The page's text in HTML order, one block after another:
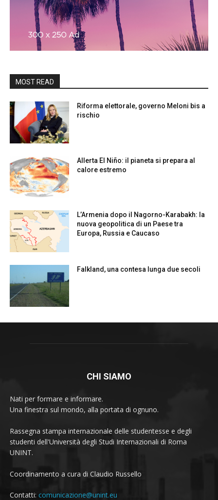
MOST READ
Riforma elettorale, governo Meloni bis a
rischio
Allerta El Niño: il pianeta si prepara al
calore estremo
L’Armenia dopo il Nagorno-Karabakh: la
nuova geopolitica di un Paese tra
Europa, Russia e Caucaso
Falkland, una contesa lunga due secoli
CHI SIAMO
Nati per formare e informare.
Una finestra sul mondo, alla portata di ognuno.
Rassegna stampa internazionale delle studentesse e degli
studenti dell'Università degli Studi Internazionali di Roma
UNINT.
Coordinamento a cura di Claudio Russello
Contatti: comunicazione@unint.eu